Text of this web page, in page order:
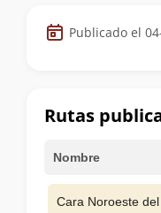
Datos
de
cumbre
Publicado el
Rutas
Nombre
Cara Noroeste